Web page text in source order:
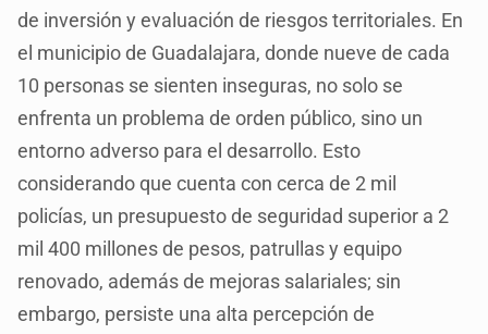
de inversión y evaluación de riesgos territoriales. En
el municipio de Guadalajara, donde nueve de cada
10 personas se sienten inseguras, no solo se
enfrenta un problema de orden público, sino un
entorno adverso para el desarrollo. Esto
considerando que cuenta con cerca de 2 mil
policías, un presupuesto de seguridad superior a 2
mil 400 millones de pesos, patrullas y equipo
renovado, además de mejoras salariales; sin
embargo, persiste una alta percepción de